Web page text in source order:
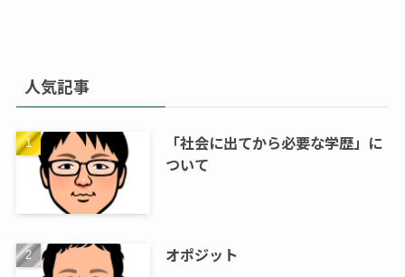
人気記事
「社会に出てから必要な学歴」に
ついて
オポジット